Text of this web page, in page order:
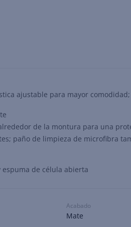
ajustable para mayor
de la montura para una
paño de limpieza de microfibra
de célula abierta
Acabado
Mate